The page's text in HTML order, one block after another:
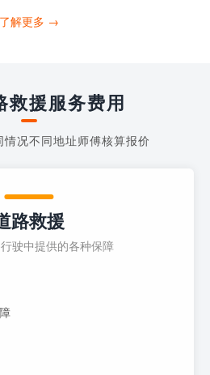
请求送油人员来帮助你。
了解更多 →
救援服务费用
况不同地址师傅核算报价
路救援
驶中提供的各种保障